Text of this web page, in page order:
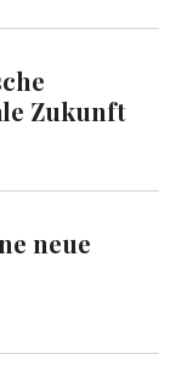
Zukunft
neue